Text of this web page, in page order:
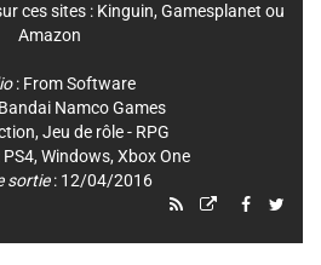
ces sites : Kinguin, Gamesplanet ou
Amazon
: From Software
Bandai Namco Games
, Jeu de rôle - RPG
PS4, Windows, Xbox One
sortie: 12/04/2016